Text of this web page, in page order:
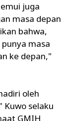
juga
masa depan
bahwa,
masa
ke depan,"
oleh
Kuwo selaku
GMIH